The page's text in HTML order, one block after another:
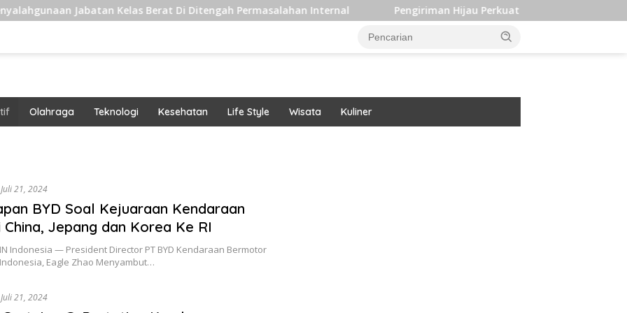
Jabatan Kelas Berat Di Ditengah Permasalahan Internal Pengiriman Hijau Perkuat Daya Saing dan Dukung
Olahraga Teknologi Kesehatan Life Style Wisata Kuliner
Juli 21, 2024
BYD Soal Kejuaraan Kendaraan
China, Jepang dan Korea Ke RI
Indonesia — President Director PT BYD Kendaraan Bermotor
Eagle Zhao Menyambut…
Juli 21, 2024